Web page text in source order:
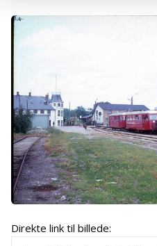
Direkte link til billede: